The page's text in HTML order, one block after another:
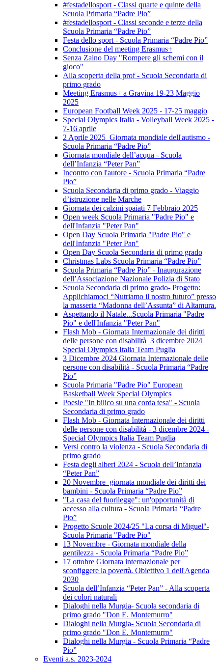
#festadellosport - Classi quarte e quinte della
Scuola Primaria “Padre Pio”
#festadellosport - Classi seconde e terze della
Scuola Primaria “Padre Pio”
Festa dello sport - Scuola Primaria “Padre Pio”
Conclusione del meeting Erasmus+
Senza Zaino Day "Rompere gli schemi con il
gioco"
Alla scoperta della prof - Scuola Secondaria di
primo grado
Meeting Erasmus+ a Gravina 19-23 Maggio
2025
European Football Week 2025 - 17-25 maggio
Special Olympics Italia - Volleyball Week 2025 -
7-16 aprile
2 Aprile 2025 Giornata mondiale dell'autismo -
Scuola Primaria “Padre Pio”
Giornata mondiale dell’acqua - Scuola
dell’Infanzia “Peter Pan”
Incontro con l'autore - Scuola Primaria “Padre
Pio”
Scuola Secondaria di primo grado - Viaggio
d’istruzione nelle Marche
Giornata dei calzini spaiati 7 Febbraio 2025
Open week Scuola Primaria "Padre Pio" e
dell'Infanzia "Peter Pan"
Open Day Scuola Primaria "Padre Pio" e
dell'Infanzia "Peter Pan"
Open Day Scuola Secondaria di primo grado
Christmas Labs Scuola Primaria “Padre Pio”
Scuola Primaria “Padre Pio” - Inaugurazione
dell’Associazione Nazionale Polizia di Stato
Scuola Secondaria di primo grado- Progetto:
Applichiamoci “Nutriamo il nostro futuro” presso
la masseria “Madonna dell’Assunta” di Altamura.
Aspettando il Natale...Scuola Primaria "Padre
Pio" e dell'Infanzia "Peter Pan"
Flash Mob - Giornata Internazionale dei diritti
delle persone con disabilità 3 dicembre 2024
Special Olympics Italia Team Puglia
3 Dicembre 2024 Giornata Internazionale delle
persone con disabilità - Scuola Primaria “Padre
Pio”
Scuola Primaria "Padre Pio" European
Basketball Week Special Olympics
Poesie "In bilico su una corda tesa" - Scuola
Secondaria di primo grado
Flash Mob - Giornata Internazionale dei diritti
delle persone con disabilità - 3 dicembre 2024 -
Special Olympics Italia Team Puglia
Versi contro la violenza - Scuola Secondaria di
primo grado
Festa degli alberi 2024 - Scuola dell’Infanzia
“Peter Pan”
20 Novembre giornata mondiale dei diritti dei
bambini - Scuola Primaria “Padre Pio”
"La casa del fuorilegge": un'opportunità di
accesso alla cultura - Scuola Primaria “Padre
Pio”
Progetto Scuole 2024/25 "La corsa di Miguel"-
Scuola Primaria "Padre Pio"
13 Novembre - Giornata mondiale della
gentilezza - Scuola Primaria “Padre Pio”
17 ottobre Giornata internazionale per
sconfiggere la povertà. Obiettivo 1 dell'Agenda
2030
Scuola dell’Infanzia “Peter Pan” - Alla scoperta
dei colori naturali
Dialoghi nella Murgia- Scuola secondaria di
primo grado "Don E. Montemurro"
Dialoghi nella Murgia- Scuola Secondaria di
primo grado "Don E. Montemurro"
Dialoghi nella Murgia - Scuola Primaria “Padre
Pio”
Eventi a.s. 2023-2024